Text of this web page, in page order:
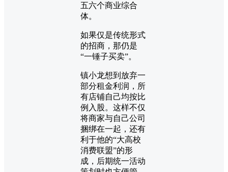
五六个商业综合
体。
如果仅是传统形式
的招商，那仍是
“一锤子买卖”。
镇小龙想到放弃一
部分租金利润，所
有店铺自己均按比
例入股。这样不仅
将商家与自己公司
捆绑在一起，还有
利于他的“大高校
消费联盟”的形
成，后期统一活动